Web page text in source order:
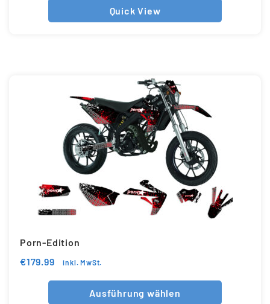
Quick View
Porn-Edition
€179.99 inkl. MwSt.
Ausführung wählen